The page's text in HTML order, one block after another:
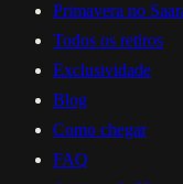
Primavera no
Todos os retiros
Exclusividade
Blog
Como chegar
FAQ